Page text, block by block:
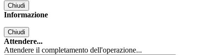
Chiudi
Informazione
Chiudi
Attendere...
Attendere il completamento dell'operazione...